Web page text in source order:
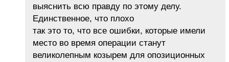
выяснить всю правду по этому делу.
Единственное, что плохо
так это то, что все ошибки, которые имели
место во время операции станут
великолепным козырем для опозиционных